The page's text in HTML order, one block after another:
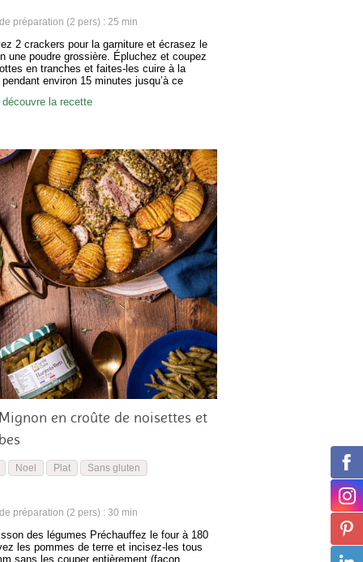
préparation (2 pers) : 25 min
2 crackers pour la garniture et écrasez le
une poudre grossière. Épluchez et coupez
en tranches et faites-les cuire à la
environ 15 minutes jusqu’à ce
soient tendres (le temps de cuisson
de la taille et de l’épaisseur de la coupe de
découvre la recette
en croûte de noisettes et
Noel Plat Sans gluten
préparation (2 pers) : 30 min
des légumes Préchauffez le four à 180
les pommes de terre et incisez-les tous
sans les couper entièrement (façon